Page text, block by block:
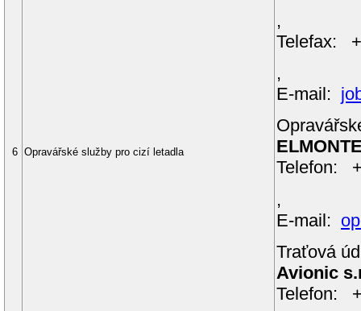
6 Opravářské služby pro cizí letadla
,
Telefax:
,
E-mail:
Telefon:
,
E-mail:
Traťová
Avionic
Telefon: